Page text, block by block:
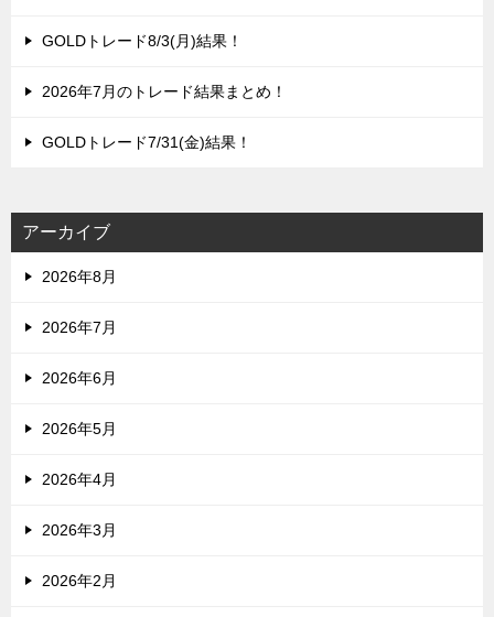
GOLDトレード8/3(月)結果！
2026年7月のトレード結果まとめ！
GOLDトレード7/31(金)結果！
アーカイブ
2026年8月
2026年7月
2026年6月
2026年5月
2026年4月
2026年3月
2026年2月